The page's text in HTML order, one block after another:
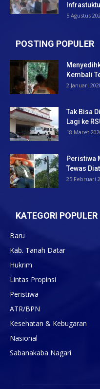
5 Agustus
POSTING POPULER
Kembali
2 Januari
Tak Bisa
Lagi ke
18 Maret
Peristiwa
Tewas
25 Februari
KATEGORI POPULER
Baru
Kab. Tanah Datar
Hukrim
Lintas Propinsi
Peristiwa
ATR/BPN
Kesehatan & Kebugaran
Nasional
Sabanakaba Nagari